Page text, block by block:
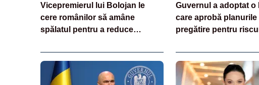
Vicepremierul lui Bolojan le
cere românilor să amâne
spălatul pentru a reduce
Guvernul a adoptat o
care aprobă planurile
pregătire pentru